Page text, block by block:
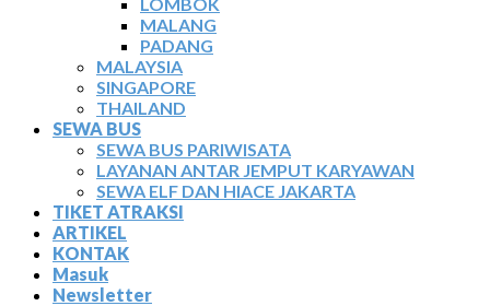
MALANG
PADANG
MALAYSIA
SINGAPORE
THAILAND
SEWA BUS
SEWA BUS PARIWISATA
LAYANAN ANTAR JEMPUT KARYAWAN
SEWA ELF DAN HIACE JAKARTA
TIKET ATRAKSI
ARTIKEL
KONTAK
Masuk
Newsletter